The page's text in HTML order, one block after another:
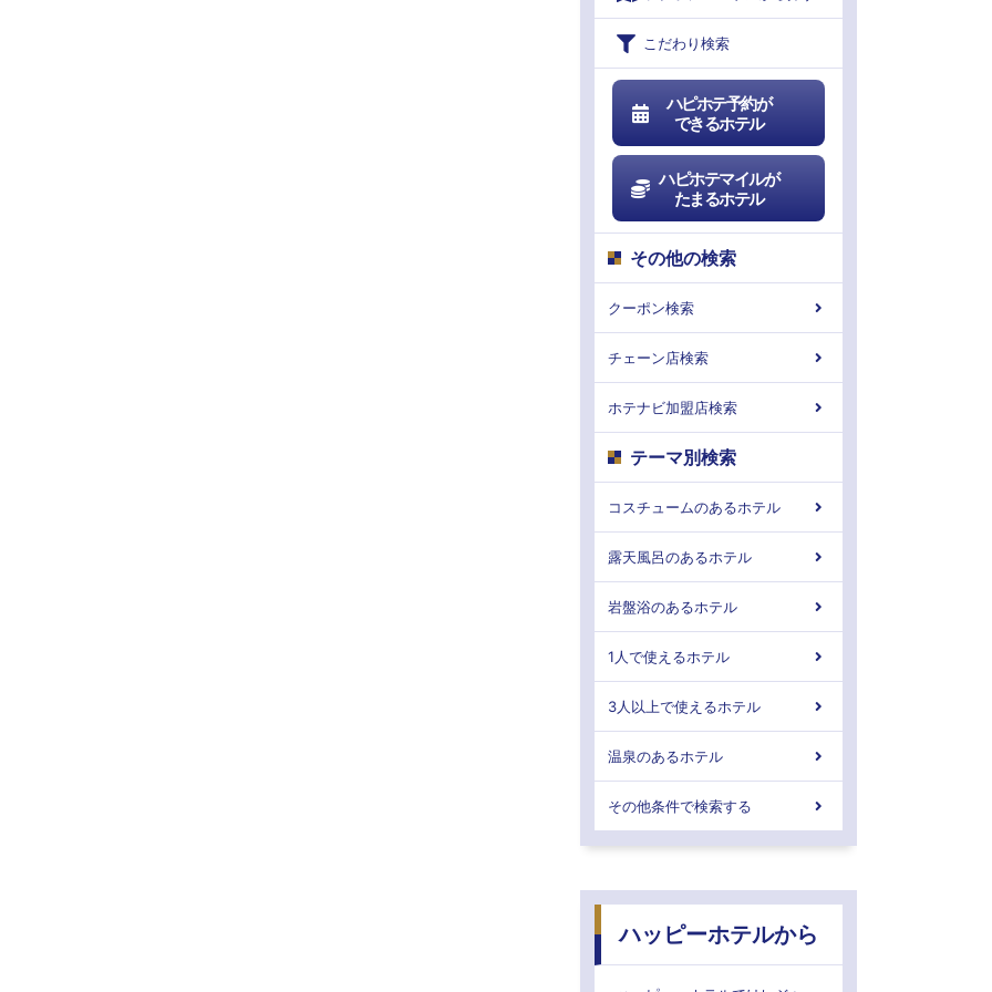
こだわり検索
ハピホテ予約が
できるホテル
ハピホテマイルが
たまるホテル
その他の検索
クーポン検索
チェーン店検索
ホテナビ加盟店検索
テーマ別検索
コスチュームのあるホテル
露天風呂のあるホテル
岩盤浴のあるホテル
1人で使えるホテル
3人以上で使えるホテル
温泉のあるホテル
その他条件で検索する
ハッピーホテルから